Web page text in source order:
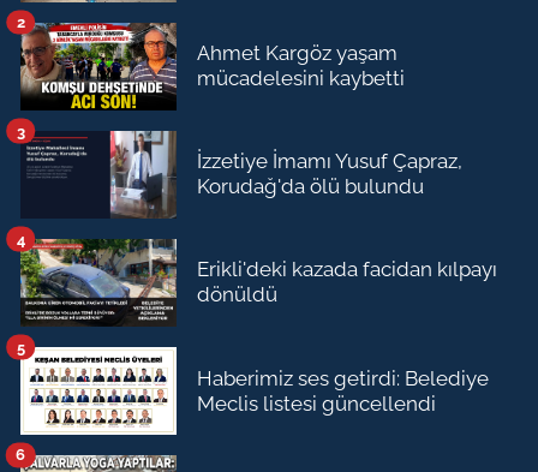
Ahmet Kargöz yaşam
mücadelesini kaybetti
2
İzzetiye İmamı Yusuf Çapraz,
Korudağ'da ölü bulundu
3
Erikli'deki kazada facidan kılpayı
dönüldü
4
Haberimiz ses getirdi: Belediye
Meclis listesi güncellendi
5
6